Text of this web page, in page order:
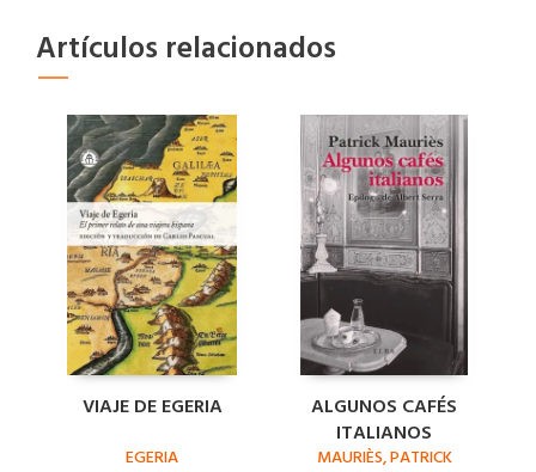
Artículos relacionados
VIAJE DE EGERIA
EGERIA
ALGUNOS CAFÉS
ITALIANOS
MAURIÈS, PATRICK